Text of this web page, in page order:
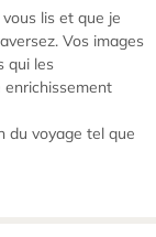
lis et que je
Vos images
qui les
enrichissement
du voyage tel que